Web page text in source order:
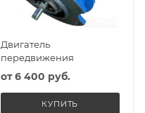
Двигатель
передвижения
от6 400 руб.
КУПИТЬ